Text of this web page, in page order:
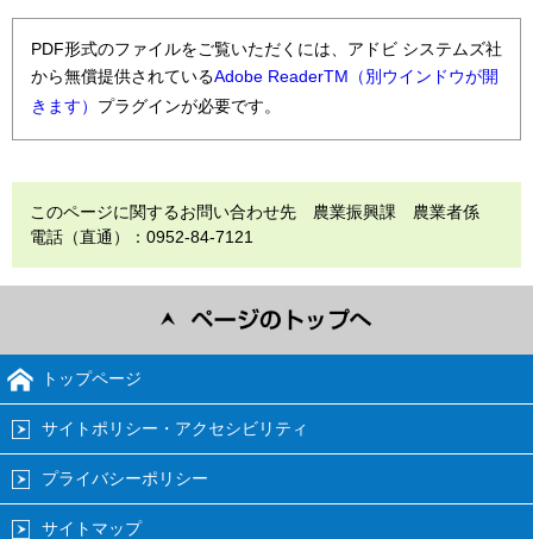
PDF形式のファイルをご覧いただくには、アドビ システムズ社
から無償提供されているAdobe ReaderTM（別ウインドウが開
きます） プラグインが必要です。
このページに関するお問い合わせ先 農業振興課 農業者係
電話（直通）：0952-84-7121
トップページ
サイトポリシー・アクセシビリティ
プライバシーポリシー
サイトマップ